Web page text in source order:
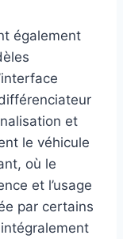
également
et
le véhicule
où le
et l’usage
par certains